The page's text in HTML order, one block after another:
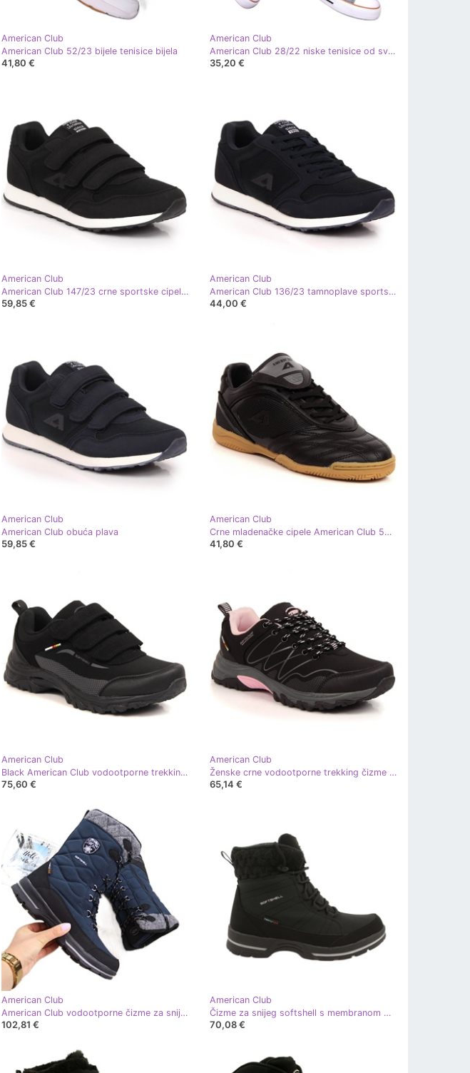
American Club
American Club 52/23 bijele tenisice bijela
41,80 €
American Club
American Club 28/22 niske tenisice od svijetlog trapera smeđa plava
35,20 €
American Club
American Club 147/23 crne sportske cipele na čičak crna
59,85 €
American Club
American Club 136/23 tamnoplave sportske cipele na vezanje plava
44,00 €
American Club
American Club obuća plava
59,85 €
American Club
Crne mladenačke cipele American Club 53/23 za dvoranu crna
41,80 €
American Club
Black American Club vodootporne trekking čizme na čičak crna
75,60 €
American Club
Ženske crne vodootporne trekking čizme American Club crna ružičasta
65,14 €
American Club
American Club vodootporne čizme za snijeg W AM516C plava
102,81 €
American Club
Čizme za snijeg softshell s membranom American Club SN02 / 22 crne crna
70,08 €